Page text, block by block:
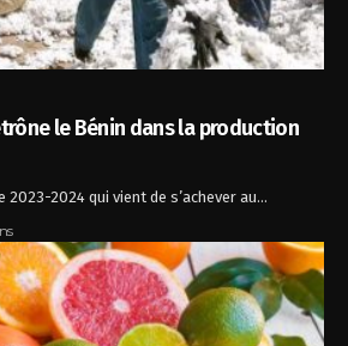
le Bénin dans la production
2023-2024 qui vient de s’achever au…